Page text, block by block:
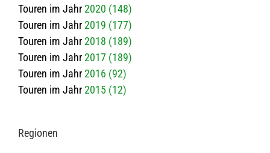
Touren im Jahr2020 (148)
Touren im Jahr2019 (177)
Touren im Jahr2018 (189)
Touren im Jahr2017 (189)
Touren im Jahr2016 (92)
Touren im Jahr2015 (12)
Regio­nen